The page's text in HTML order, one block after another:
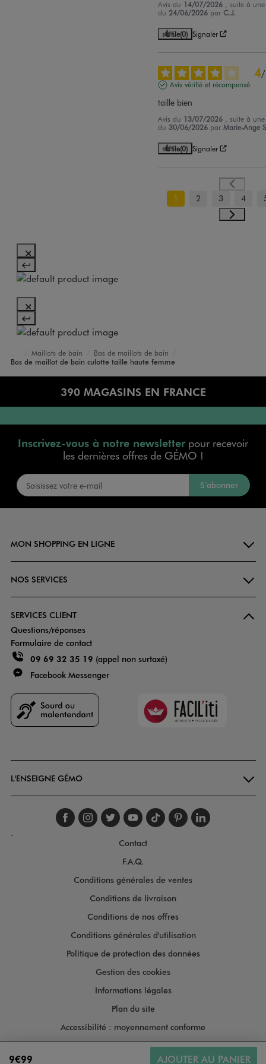
9€99 AJOUTER AU PANIER
Avis du 14/07/2026
, suite à
du 24/06/2026 parC.J.
Utile(0) Signaler
4/
Avis vérifié et récompensé
taille bien
Avis du 13/07/2026
, suite à
du 30/06/2026 parMarie-Ange
Utile(0) Signaler
1 2 3 4
Accueil
Femme
Vêtements
Maillots de bain
Bas de maillots de bain
Bas de maillot de bain culotte taille haute femme
390 MAGASINS EN FRANCE
Inscrivez-vous à notre newsletterpour recevoir
les dernières offres de GÉMO !
S’abonner
MON SHOPPING EN LIGNE
NOS SERVICES
SERVICES CLIENT
Questions/réponses
Formulaire de contact
09 69 32 35 19 (appel non surtaxé)
Facebook Messenger
Faciliti
L'ENSEIGNE GÉMO
Suivez-nous sur
Suivez-nous sur
Suivez-nous sur
Suivez-nous
Suivez-nous
Suivez-
.
Contact
F.A.Q.
Conditions générales de ventes
Conditions de livraison
Conditions de nos offres
Conditions générales d'utilisation
Politique de protection des données
Gestion des cookies
Informations légales
Plan du site
Accessibilité : moyennement conforme